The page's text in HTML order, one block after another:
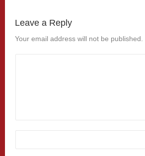
Leave a Reply
Your email address will not be published.